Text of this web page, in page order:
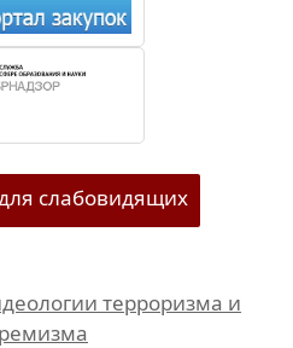
слабовидящих
терроризма и